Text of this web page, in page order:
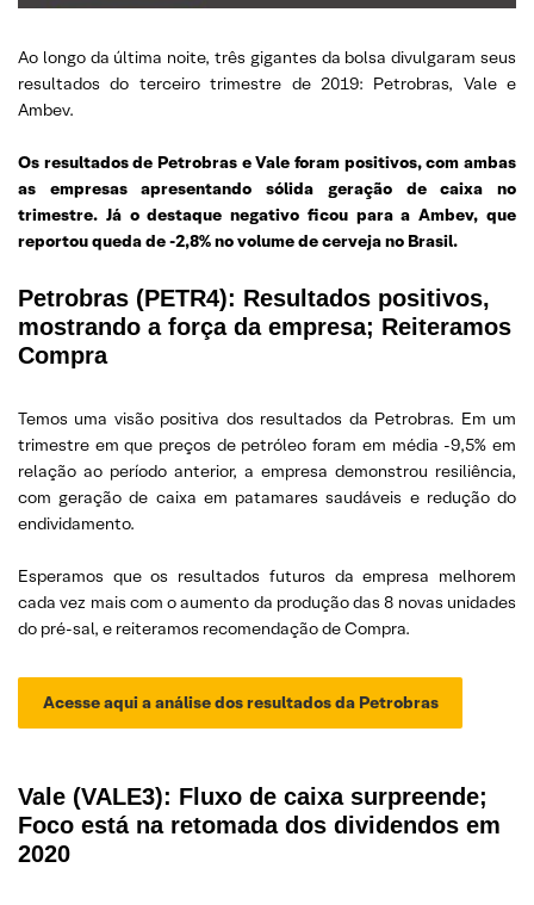
Ao longo da última noite, três gigantes da bolsa divulgaram seus
resultados do terceiro trimestre de 2019: Petrobras, Vale e
Ambev.
Os resultados de Petrobras e Vale foram positivos, com ambas
as empresas apresentando sólida geração de caixa no
trimestre. Já o destaque negativo ficou para a Ambev, que
reportou queda de -2,8% no volume de cerveja no Brasil.
Petrobras (PETR4): Resultados positivos,
mostrando a força da empresa; Reiteramos
Compra
Temos uma visão positiva dos resultados da Petrobras. Em um
trimestre em que preços de petróleo foram em média -9,5% em
relação ao período anterior, a empresa demonstrou resiliência,
com geração de caixa em patamares saudáveis e redução do
endividamento.
Esperamos que os resultados futuros da empresa melhorem
cada vez mais com o aumento da produção das 8 novas unidades
do pré-sal, e reiteramos recomendação de Compra.
Acesse aqui a análise dos resultados da Petrobras
Vale (VALE3): Fluxo de caixa surpreende;
Foco está na retomada dos dividendos em
2020